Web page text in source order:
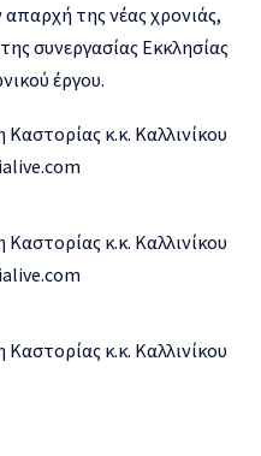
της νέας χρονιάς,
συνεργασίας Εκκλησίας
έργου.